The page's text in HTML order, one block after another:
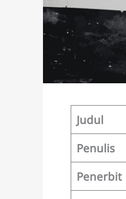
Judul
Penulis
Penerbit